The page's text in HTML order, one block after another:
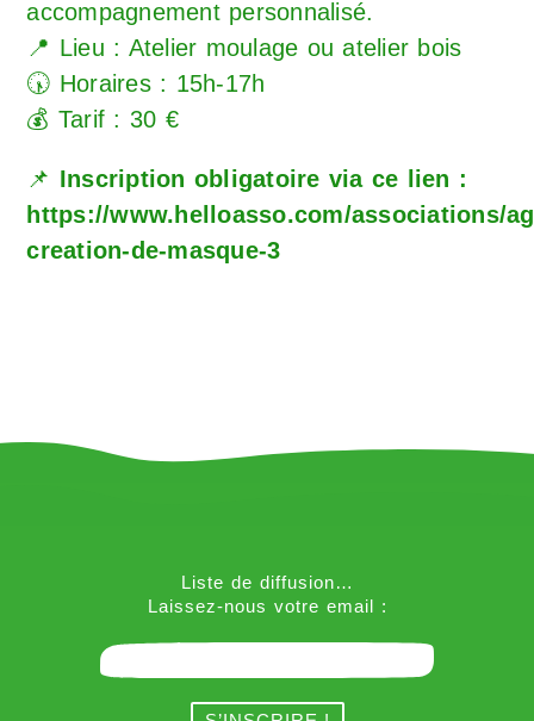
accompagnement personnalisé.
📍 Lieu : Atelier moulage ou atelier bois
🕠 Horaires : 15h-17h
💰 Tarif : 30 €
📌 Inscription obligatoire via ce lien :
https://www.helloasso.com/associations/
creation-de-masque-3
Liste de diffusion…
Laissez-nous votre email :